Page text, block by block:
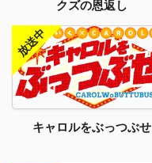
クズの恩返し
キャロルをぶっつぶせ